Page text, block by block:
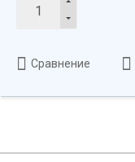
Сравнение